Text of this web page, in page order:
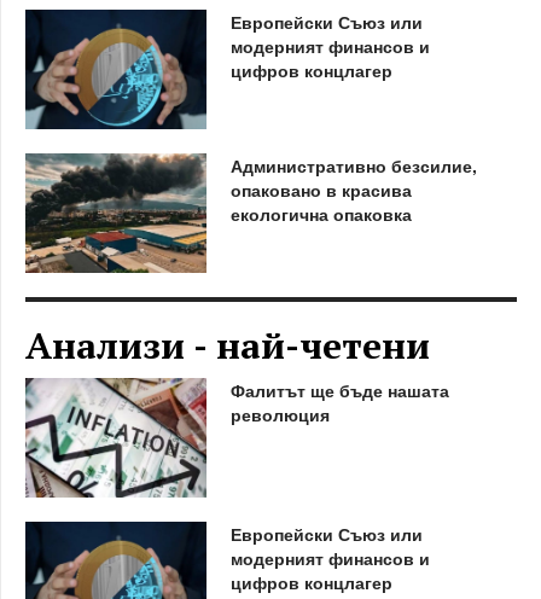
Европейски Съюз или
модерният финансов и
цифров концлагер
Административно безсилие,
опаковано в красива
екологична опаковка
Анализи - най-четени
Фалитът ще бъде нашата
революция
Европейски Съюз или
модерният финансов и
цифров концлагер